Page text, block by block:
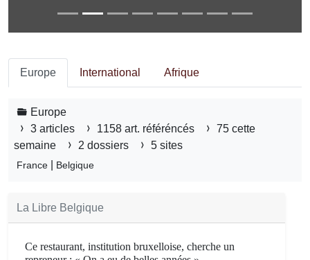
Europe International Afrique
Europe
3 articles
1158 art. référéncés
75 cette
semaine
2 dossiers 5 sites
France Belgique
La Libre Belgique
Ce restaurant, institution bruxelloise, cherche un